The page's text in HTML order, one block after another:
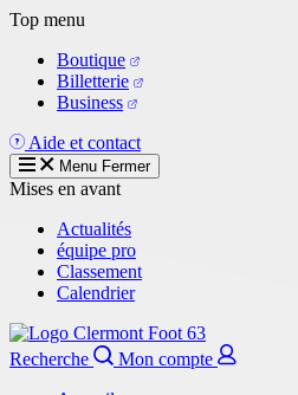
Aller
contenu
principal
Top menu
Boutique
Billetterie
Business
Aide et contact
Menu Fermer
Mises en avant
Actualités
équipe pro
Classement
Calendrier
Recherche
Mon compte